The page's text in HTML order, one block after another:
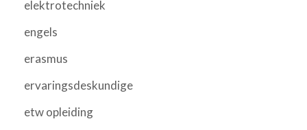
elektrotechniek
engels
erasmus
ervaringsdeskundige
etw opleiding